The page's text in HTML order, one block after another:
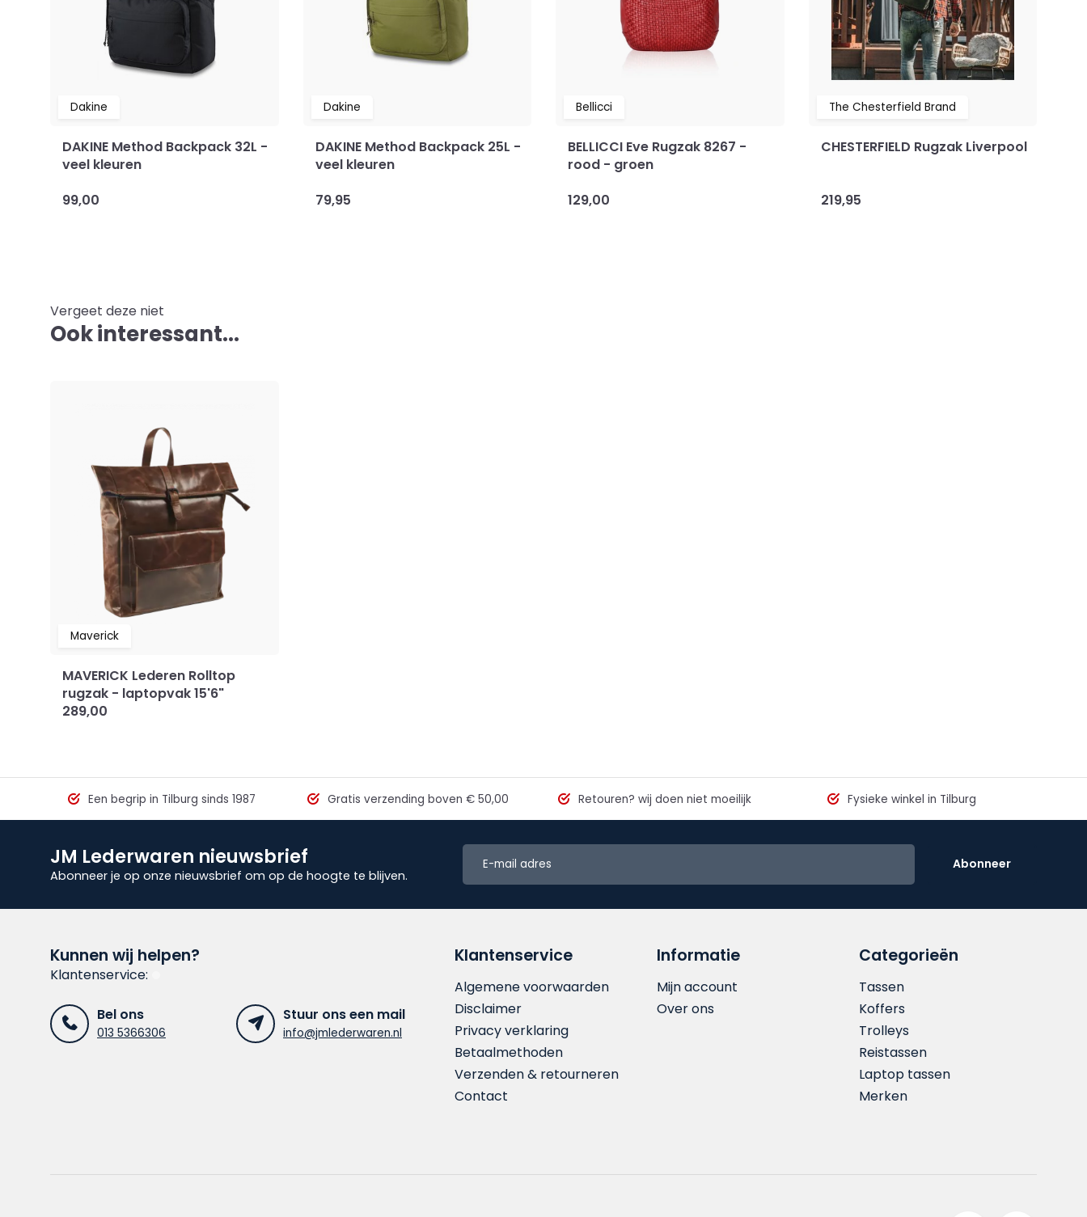
Dakine
DAKINE Method Backpack 32L -
veel kleuren
99,00
Dakine
DAKINE Method Backpack 25L -
veel kleuren
79,95
Bellicci
BELLICCI Eve Rugzak 8267 -
rood - groen
129,00
The Chesterfield Brand
CHESTERFIELD Rugzak Liverpool
219,95
Vergeet deze niet
Ook interessant...
Maverick
MAVERICK Lederen Rolltop
rugzak - laptopvak 15'6"
289,00
Een begrip in Tilburg sinds 1987 Gratis verzending boven € 50,00 Retouren? wij doen niet moeilijk Fysieke winkel in Tilburg
JM Lederwaren nieuwsbrief
Abonneer je op onze nieuwsbrief om op de hoogte te blijven.
Abonneer
Kunnen wij helpen?
Klantenservice:
Bel ons
013 5366306
Stuur ons een mail
info@jmlederwaren.nl
Klantenservice
Algemene voorwaarden
Disclaimer
Privacy verklaring
Betaalmethoden
Verzenden & retourneren
Contact
Informatie
Mijn account
Over ons
Categorieën
Tassen
Koffers
Trolleys
Reistassen
Laptop tassen
Merken